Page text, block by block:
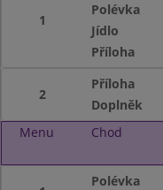
1
Polévka
Jídlo
Příloha
2
Příloha
Doplněk
Menu
Chod
Polévka